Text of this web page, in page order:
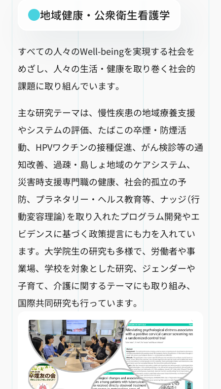
地域健康・公衆衛生看護学
すべての人々のWell-beingを実現する社会を
めざし、人々の生活・健康を取り巻く社会的
課題に取り組んでいます。
主な研究テーマは、慢性疾患の地域療養支援
やシステムの評価、たばこの卒煙・防煙活
動、HPVワクチンの接種促進、がん検診等の通
知改善、過疎・島しょ地域のケアシステム、
災害時支援専門職の健康、社会的孤立の予
防、プラネタリー・ヘルス教育等、ナッジ（行
動変容理論）を取り入れたプログラム開発やエ
ビデンスに基づく政策提言にも力を入れてい
ます。大学院生の研究も多様で、労働者や事
業場、学校を対象とした研究、ジェンダーや
子育て、介護に関するテーマにも取り組み、
国際共同研究も行っています。